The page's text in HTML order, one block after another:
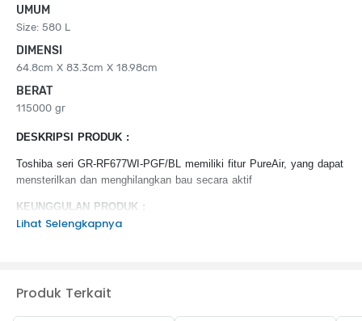
UMUM
Size: 580 L
DIMENSI
64.8cm X 83.3cm X 18.98cm
BERAT
115000 gr
DESKRIPSI PRODUK :
Toshiba seri GR-RF677WI-PGF/BL memiliki fitur PureAir, yang dapat
mensterilkan dan menghilangkan bau secara aktif
KEUNGGULAN PRODUK :
TSmartLife Smart Control
Lihat Selengkapnya
Produk Terkait